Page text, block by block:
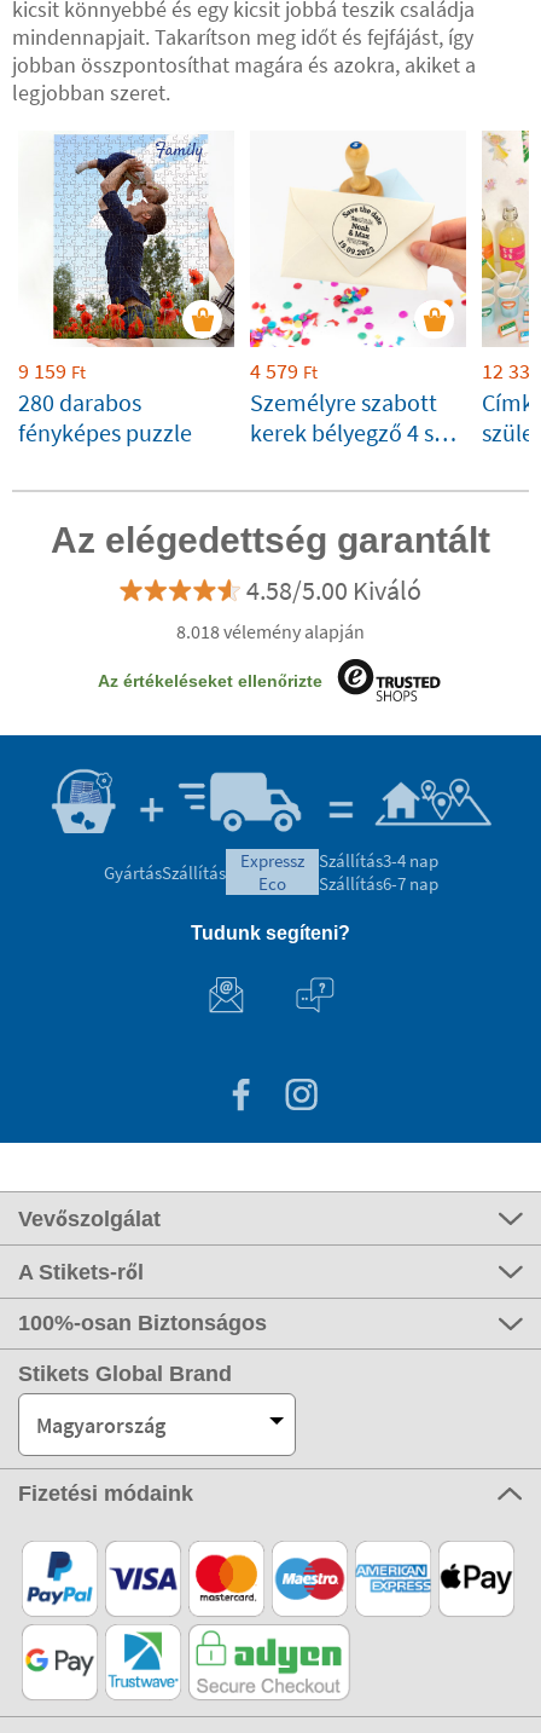
kicsit könnyebbé és egy kicsit jobbá teszik családja
mindennapjait. Takarítson meg időt és fejfájást, így
jobban összpontosíthat magára és azokra, akiket a
legjobban szeret.
9 159 Ft
280 darabos
fényképes puzzle
4 579 Ft
Személyre szabott
kerek bélyegző 4 sor
12 339
Az elégedettség garantált
4.58/5.00 Kiváló
8.018 vélemény alapján
Az értékeléseket ellenőrizte
GyártásSzállítás
expressz
eco
Szállítás3-4 nap
Szállítás6-7 nap
Tudunk segíteni?
Vevőszolgálat
A Stikets-ről
100%-osan Biztonságos
Stikets Global Brand
Magyarország
Fizetési módaink